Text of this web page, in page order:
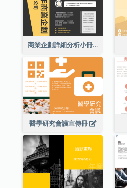
商業企劃詳細分析小冊子
醫學研究會議宣傳冊